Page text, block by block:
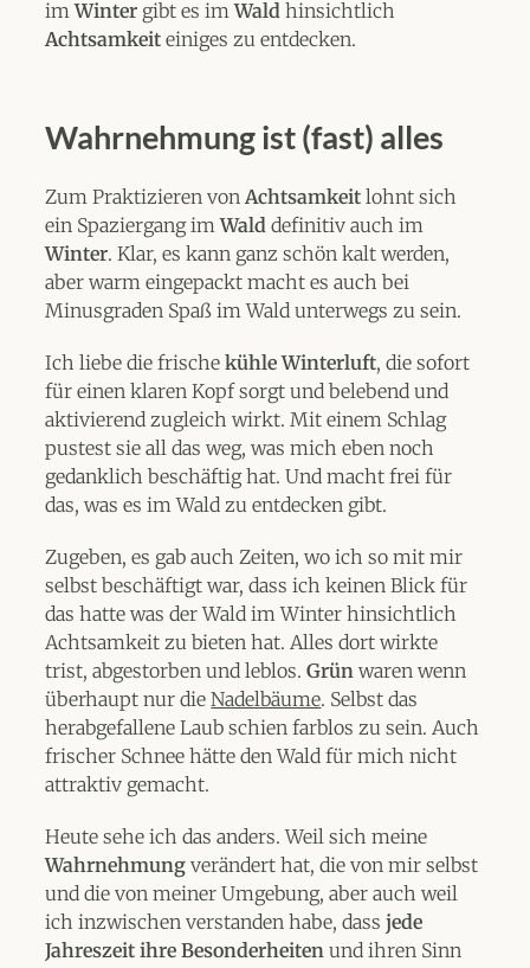
imWinter gibt es imWaldhinsichtlich
Achtsamkeiteiniges zu entdecken.
Wahrnehmung ist (fast) alles
Zum Praktizieren von Achtsamkeitlohnt sich
ein Spaziergang imWalddefinitiv auch im
Winter. Klar, es kann ganz schön kalt werden,
aber warm eingepackt macht es auch bei
Minusgraden Spaß im Wald unterwegs zu sein.
Ich liebe die frischekühle Winterluft, die sofort
für einen klaren Kopf sorgt und belebend und
aktivierend zugleich wirkt. Mit einem Schlag
pustest sie all das weg, was mich eben noch
gedanklich beschäftig hat. Und macht frei für
das, was es im Wald zu entdecken gibt.
Zugeben, es gab auch Zeiten, wo ich so mit mir
selbst beschäftigt war, dass ich keinen Blick für
das hatte was der Wald im Winter hinsichtlich
Achtsamkeit zu bieten hat. Alles dort wirkte
trist, abgestorben und leblos.Grünwaren wenn
überhaupt nur dieNadelbäume. Selbst das
herabgefallene Laub schien farblos zu sein. Auch
frischer Schnee hätte den Wald für mich nicht
attraktiv gemacht.
Heute sehe ich das anders. Weil sich meine
Wahrnehmungverändert hat, die von mir selbst
und die von meiner Umgebung, aber auch weil
ich inzwischen verstanden habe, dassjede
Jahreszeit ihre Besonderheiten und ihren Sinn